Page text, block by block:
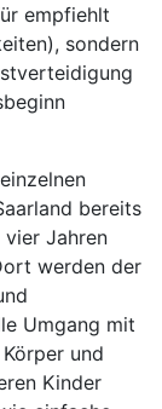
empfiehlt
sondern
bereits
Jahren
werden der
Umgang mit
und
Kinder